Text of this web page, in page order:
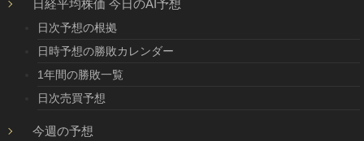
日経平均株価 今日のAI予想
日次予想の根拠
日時予想の勝敗カレンダー
1年間の勝敗一覧
日次売買予想
今週の予想